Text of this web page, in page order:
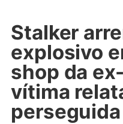
Stalker
explosivo
shop da
vítima